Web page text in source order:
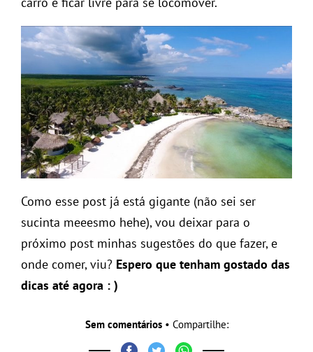
Como esse post já está gigante (não sei ser
sucinta meeesmo hehe), vou deixar para o
próximo post minhas sugestões do que fazer, e
onde comer, viu? Espero que tenham gostado das
dicas até agora : )
Sem comentários• Compartilhe: